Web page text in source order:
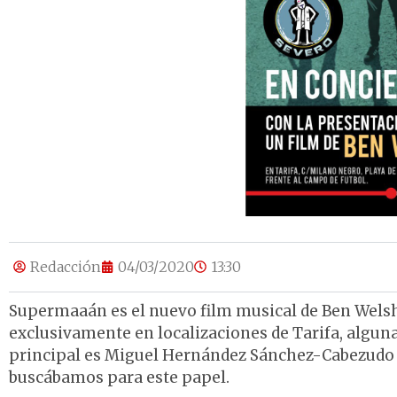
Redacción 04/03/2020 13:30
Supermaaán es el nuevo film musical de Ben
exclusivamente en localizaciones de Tarifa,
principal es Miguel Hernández Sánchez-
buscábamos para este papel.